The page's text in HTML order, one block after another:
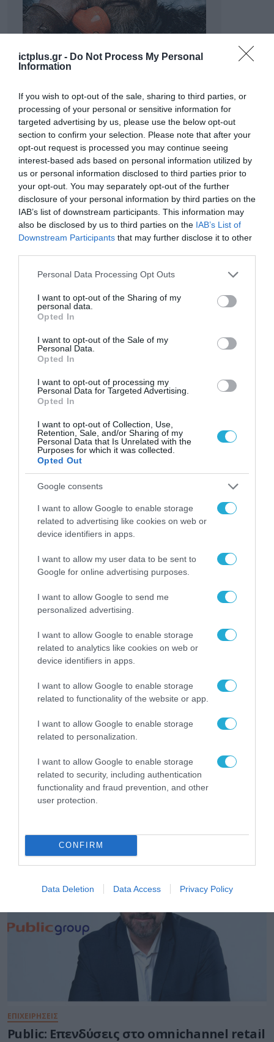
ictplus.gr - Do Not Process My Personal
Information
If you wish to opt-out of the sale, sharing to third parties, or
processing of your personal or sensitive information for
targeted advertising by us, please use the below opt-out
section to confirm your selection. Please note that after your
opt-out request is processed you may continue seeing
interest-based ads based on personal information utilized by
us or personal information disclosed to third parties prior to
your opt-out. You may separately opt-out of the further
disclosure of your personal information by third parties on the
IAB’s list of downstream participants. This information may
also be disclosed by us to third parties on the IAB’s List of
Downstream Participants that may further disclose it to other
Please note that this website/app uses one or more Google
not limited to your visit or usage behaviour. You may click to
grant or deny consent to Google and its third-party tags to
use your data for below specified purposes in below Google
consent section.
Personal Data Processing Opt Outs
I want to opt-out of the Sharing of my
personal data.
Opted In
I want to opt-out of the Sale of my
Personal Data.
Opted In
I want to opt-out of processing my
Personal Data for Targeted Advertising.
Opted In
I want to opt-out of Collection, Use,
Retention, Sale, and/or Sharing of my
Personal Data that Is Unrelated with the
Purposes for which it was collected.
Opted Out
Google consents
I want to allow Google to enable storage
related to advertising like cookies on web or
device identifiers in apps.
I want to allow my user data to be sent to
Google for online advertising purposes.
I want to allow Google to send me
personalized advertising.
I want to allow Google to enable storage
related to analytics like cookies on web or
device identifiers in apps.
I want to allow Google to enable storage
related to functionality of the website or app.
I want to allow Google to enable storage
related to personalization.
I want to allow Google to enable storage
related to security, including authentication
functionality and fraud prevention, and other
user protection.
CONFIRM
Data Deletion Data Access Privacy Policy
ΡΟΗ ΕΙΔΗΣΕΩΝ
Το χρηματοδοτούμενο
Gaming Police”
ενισχύει την ασφάλεια
των παιδιών στο
διαδίκτυο
31.07.2026
ΑΑΔΕ: Διευκρινίσεις
για τα πρόστιμα σε
παραβάσεις που
αφορούν τους ΦΗΜ
31.07.2026
Τεχνητή Νοημοσύνη
δεν είναι απλώς μια
νέα τεχνολογία, είναι
μια νέα βιομηχανική
επανάσταση»
31.07.2026
Νέος οδηγός του ΕΚΤ
για τη χρηματοδότηση
των ελληνικών
επιχειρήσεων στον
χώρο της άμυνας
31.07.2026
Η πιο ταξιδιάρικη
βαλίτσα του φετινού
καλοκαιριού έχει την
31.07.2026
RETAIL
ΕΠΙΧΕΙΡΗΣΕΙΣ
Public: Επενδύσεις στo omnichannel retail